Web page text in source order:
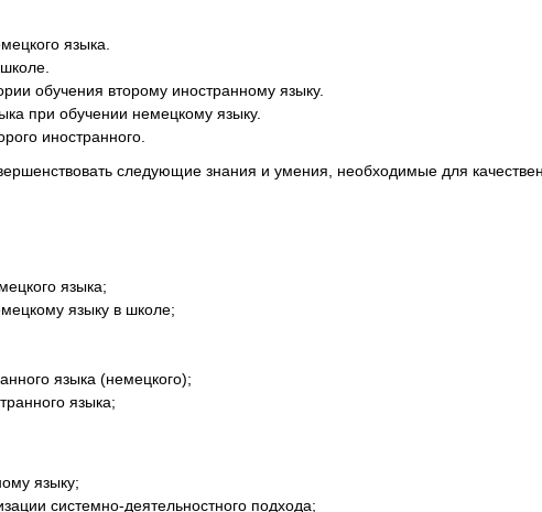
языка.
обучения второму иностранному языку.
при обучении немецкому языку.
иностранного.
следующие знания и умения, необходимые для
языка;
языку в школе;
языка (немецкого);
языка;
языку;
системно-деятельностного подхода;